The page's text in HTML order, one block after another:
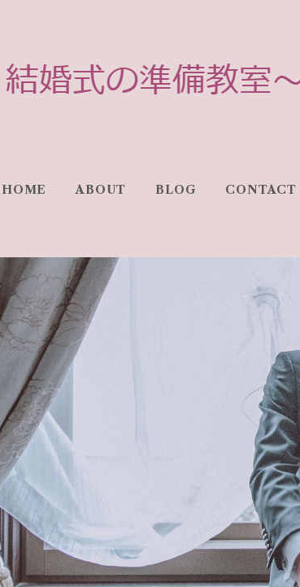
HOME ABOUT BLOG CONTACT